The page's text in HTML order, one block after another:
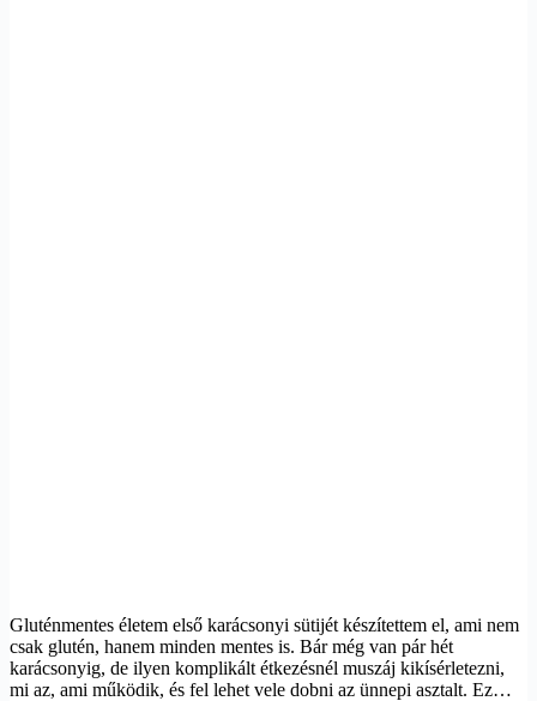
Gluténmentes életem első karácsonyi sütijét készítettem el, ami nem
csak glutén, hanem minden mentes is. Bár még van pár hét
karácsonyig, de ilyen komplikált étkezésnél muszáj kikísérletezni,
mi az, ami működik, és fel lehet vele dobni az ünnepi asztalt. Ez…